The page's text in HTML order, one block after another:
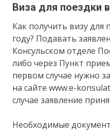
Виза для поездки
Как получить визу
году? Подавать
Консульском отделе
либо через Пункт
первом случае нужно
на сайте www.e-
случае заявление
Необходимые